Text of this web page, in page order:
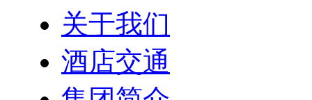
关于我们
酒店交通